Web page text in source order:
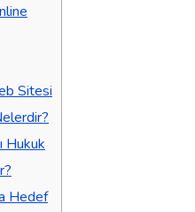
Sitesi
Hukuk
Hedef